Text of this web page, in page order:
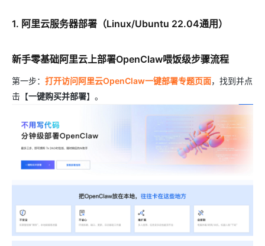
1. 阿里云服务器部署（Linux/Ubuntu 22.04通用）
新手零基础阿里云上部署OpenClaw喂饭级步骤流程
第一步： 打开访问阿里云OpenClaw一键部署专题页面，找到并点
击【一键购买并部署】。